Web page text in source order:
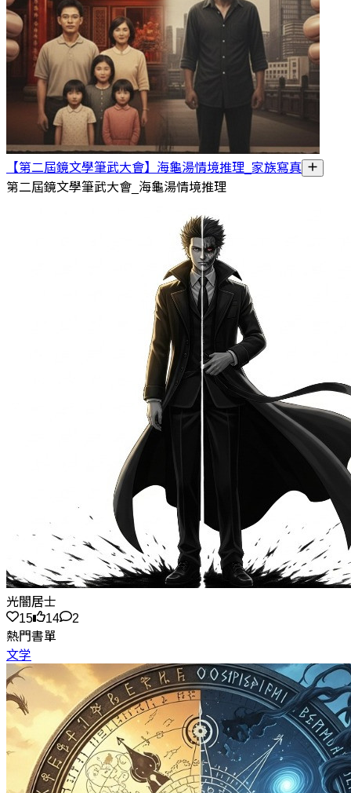
【第二屆鏡文學筆武大會】海龜湯情境推理_家族寫真
第二屆鏡文學筆武大會_海龜湯情境推理
光闇居士
15
14
2
熱門書單
文学